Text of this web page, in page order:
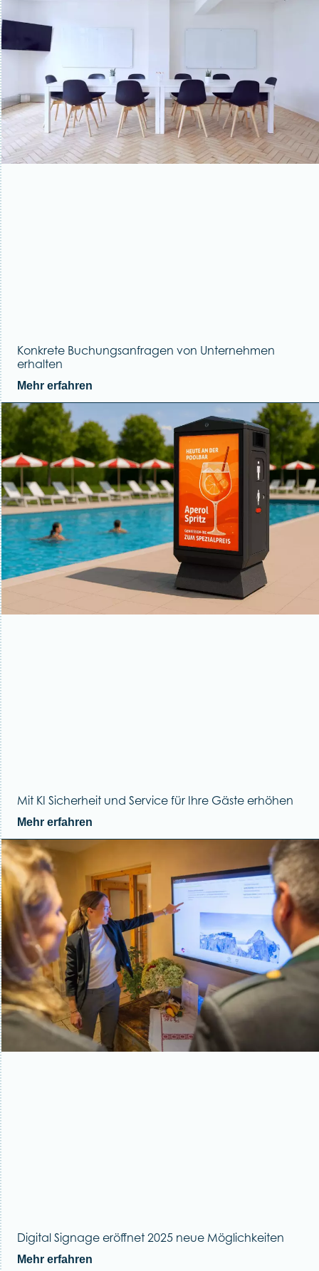
Konkrete Buchungsanfragen von Unternehmen
erhalten
Mehr erfahren
Mit KI Sicherheit und Service für Ihre Gäste erhöhen
Mehr erfahren
Digital Signage eröffnet 2025 neue Möglichkeiten
Mehr erfahren